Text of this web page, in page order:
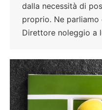
dalla necessità di
proprio. Ne
Direttore noleggio a